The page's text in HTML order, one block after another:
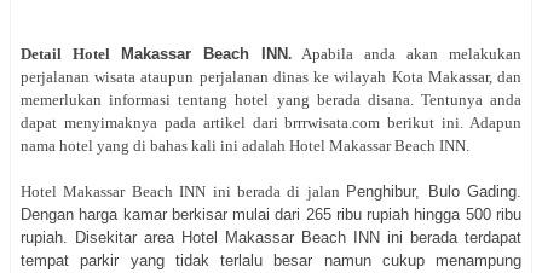
Detail Hotel Makassar Beach INN.Apabila anda akan melakukan
perjalanan wisata ataupun perjalanan dinas ke wilayah Kota Makassar, dan
memerlukan informasi tentang hotel yang berada disana. Tentunya anda
dapat menyimaknya pada artikel dari brrrwisata.com berikut ini. Adapun
nama hotel yang di bahas kali ini adalah Hotel Makassar Beach INN.
Hotel Makassar Beach INN ini berada di jalan Penghibur, Bulo Gading.
Dengan harga kamar berkisar mulai dari 265 ribu rupiah hingga 500 ribu
rupiah. Disekitar area Hotel Makassar Beach INN ini berada terdapat
tempat parkir yang tidak terlalu besar namun cukup menampung